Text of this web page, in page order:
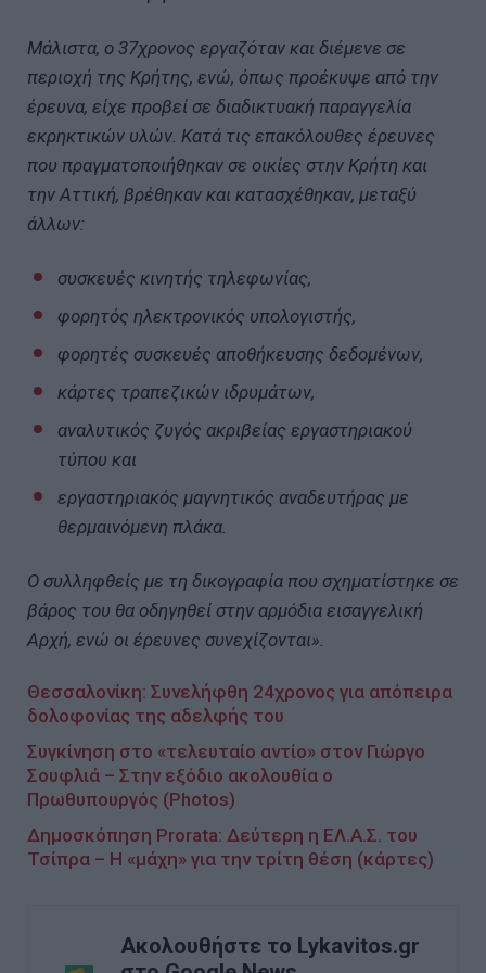
Μάλιστα, ο 37χρονος εργαζόταν και διέμενε σε
περιοχή της Κρήτης, ενώ, όπως προέκυψε από την
έρευνα, είχε προβεί σε διαδικτυακή παραγγελία
εκρηκτικών υλών. Κατά τις επακόλουθες έρευνες
που πραγματοποιήθηκαν σε οικίες στην Κρήτη και
την Αττική, βρέθηκαν και κατασχέθηκαν, μεταξύ
άλλων:
συσκευές κινητής τηλεφωνίας,
φορητός ηλεκτρονικός υπολογιστής,
φορητές συσκευές αποθήκευσης δεδομένων,
κάρτες τραπεζικών ιδρυμάτων,
αναλυτικός ζυγός ακριβείας εργαστηριακού
τύπου και
εργαστηριακός μαγνητικός αναδευτήρας με
θερμαινόμενη πλάκα.
Ο συλληφθείς με τη δικογραφία που σχηματίστηκε σε
βάρος του θα οδηγηθεί στην αρμόδια εισαγγελική
Αρχή, ενώ οι έρευνες συνεχίζονται».
Θεσσαλονίκη: Συνελήφθη 24χρονος για απόπειρα
δολοφονίας της αδελφής του
Συγκίνηση στο «τελευταίο αντίο» στον Γιώργο
Σουφλιά – Στην εξόδιο ακολουθία ο
Πρωθυπουργός (Photos)
Δημοσκόπηση Prorata: Δεύτερη η ΕΛ.Α.Σ. του
Τσίπρα – Η «μάχη» για την τρίτη θέση (κάρτες)
Ακολουθήστε το Lykavitos.gr